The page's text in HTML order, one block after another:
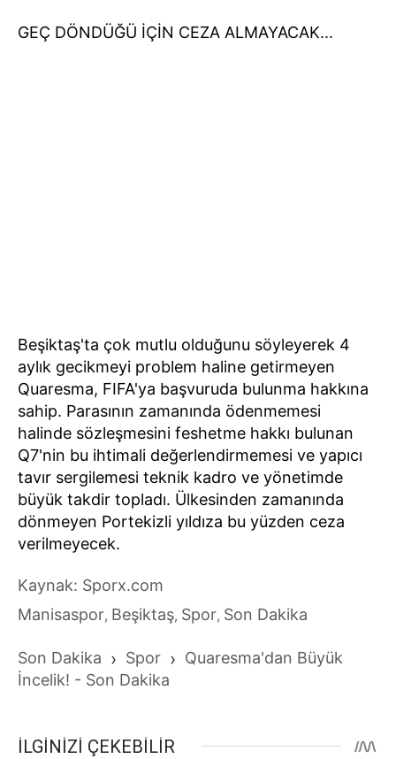
GEÇ DÖNDÜĞÜ İÇİN CEZA ALMAYACAK...
Beşiktaş'ta çok mutlu olduğunu söyleyerek 4
aylık gecikmeyi problem haline getirmeyen
Quaresma, FIFA'ya başvuruda bulunma hakkına
sahip. Parasının zamanında ödenmemesi
halinde sözleşmesini feshetme hakkı bulunan
Q7'nin bu ihtimali değerlendirmemesi ve yapıcı
tavır sergilemesi teknik kadro ve yönetimde
büyük takdir topladı. Ülkesinden zamanında
dönmeyen Portekizli yıldıza bu yüzden ceza
verilmeyecek.
Kaynak: Sporx.com
Manisaspor, Beşiktaş, Spor, Son Dakika
Son Dakika › Spor › Quaresma'dan Büyük
İncelik! - Son Dakika